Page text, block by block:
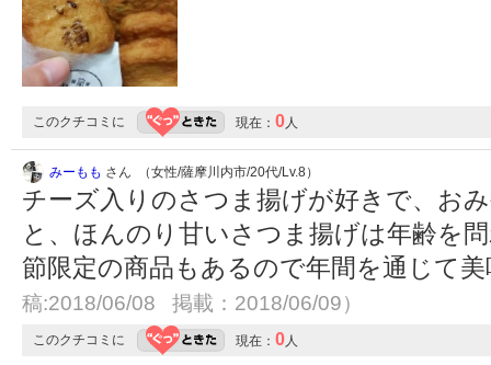
このクチコミに 現在： 0人
みーもも さん （女性/薩摩川内市/20代/Lv.8）
チーズ入りのさつま揚げが好きで、お
と、ほんのり甘いさつま揚げは年齢を
節限定の商品もあるので年間を通じて
稿:2018/06/08 掲載：2018/06/09）
このクチコミに 現在： 0人